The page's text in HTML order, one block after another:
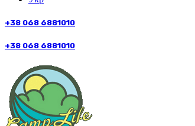
+38 068 6881010
+38 068 6881010